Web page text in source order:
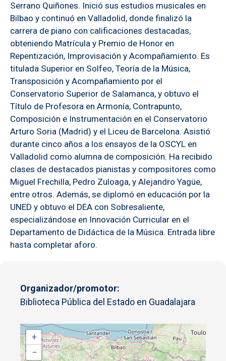
Serrano Quiñones. Inició sus estudios musicales en
Bilbao y continuó en Valladolid, donde finalizó la
carrera de piano con calificaciones destacadas,
obteniendo Matrícula y Premio de Honor en
Repentización, Improvisación y Acompañamiento. Es
titulada Superior en Solfeo, Teoría de la Música,
Transposición y Acompañamiento por el
Conservatorio Superior de Salamanca, y obtuvo el
Título de Profesora en Armonía, Contrapunto,
Composición e Instrumentación en el Conservatorio
Arturo Soria (Madrid) y el Liceu de Barcelona. Asistió
durante cinco años a los ensayos de la OSCYL en
Valladolid como alumna de composición. Ha recibido
clases de destacados pianistas y compositores como
Miguel Frechilla, Pedro Zuloaga, y Alejandro Yagüe,
entre otros. Además, se diplomó en educación por la
UNED y obtuvo el DEA con Sobresaliente,
especializándose en Innovación Curricular en el
Departamento de Didáctica de la Música. Entrada libre
hasta completar aforo.
Organizador/promotor
Biblioteca Pública del Estado en Guadalajara
+
−